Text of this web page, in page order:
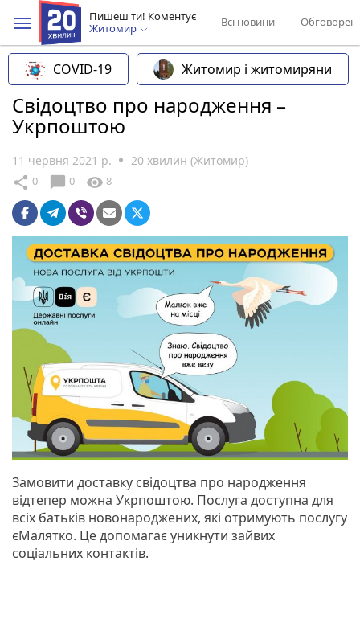
Пишеш ти! Коментує
Житомир
Всі новини
COVID-19 Житомир і житомиряни
Свідоцтво про народження –
Укрпоштою
11 червня 2021 р. 20 хвилин (Житомир)
share 0 chat_bubble 0 visibility 8
Замовити доставку свідоцтва про народження
відтепер можна Укрпоштою. Послуга доступна для
всіх батьків новонароджених, які отримують послугу
єМалятко. Це допомагає уникнути зайвих
соціальних контактів.